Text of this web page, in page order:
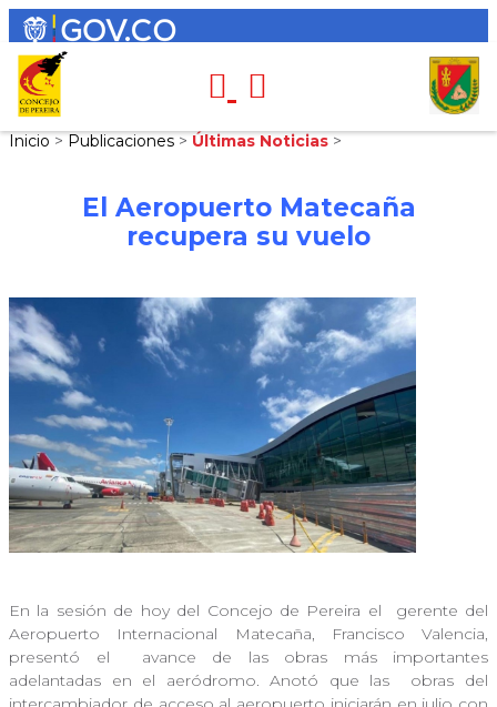
Inicio > Publicaciones > Últimas Noticias >
El Aeropuerto Matecaña
recupera su vuelo
En la sesión de hoy del Concejo de Pereira el
gerente del
Aeropuerto Internacional Matecaña, Francisco Valencia,
presentó el
avance de las obras más importantes
adelantadas en el aeródromo. Anotó que las
obras del